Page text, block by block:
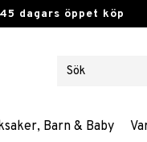
45 dagars öppet köp
Barn & Baby